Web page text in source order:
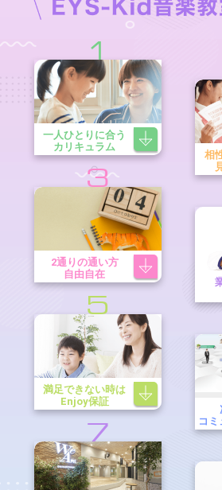
1
一人ひとりに合う
カリキュラム
相
3
2通りの通い方
自由自在
5
満足できない時は
Enjoy保証
コミ
7